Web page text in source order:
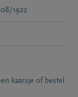
08/1922
kaarsje of bestel